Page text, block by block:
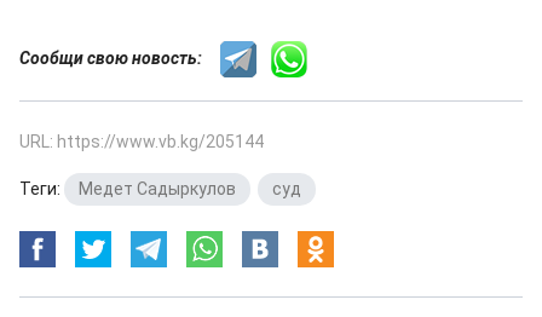
Сообщи свою новость:
URL: https://www.vb.kg/205144
Теги: Медет Садыркулов суд